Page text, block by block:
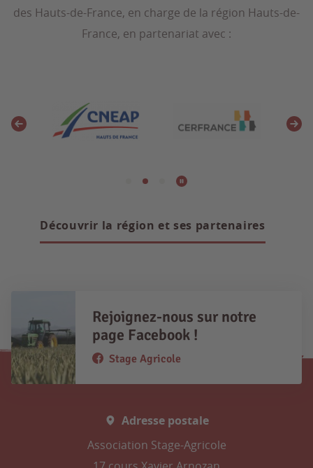
des Hauts-de-France, en charge de la région Hauts-de-
France, en partenariat avec :
Découvrir la région et ses partenaires
Rejoignez-nous sur notre
page Facebook !
Stage Agricole
Adresse postale
Association Stage-Agricole